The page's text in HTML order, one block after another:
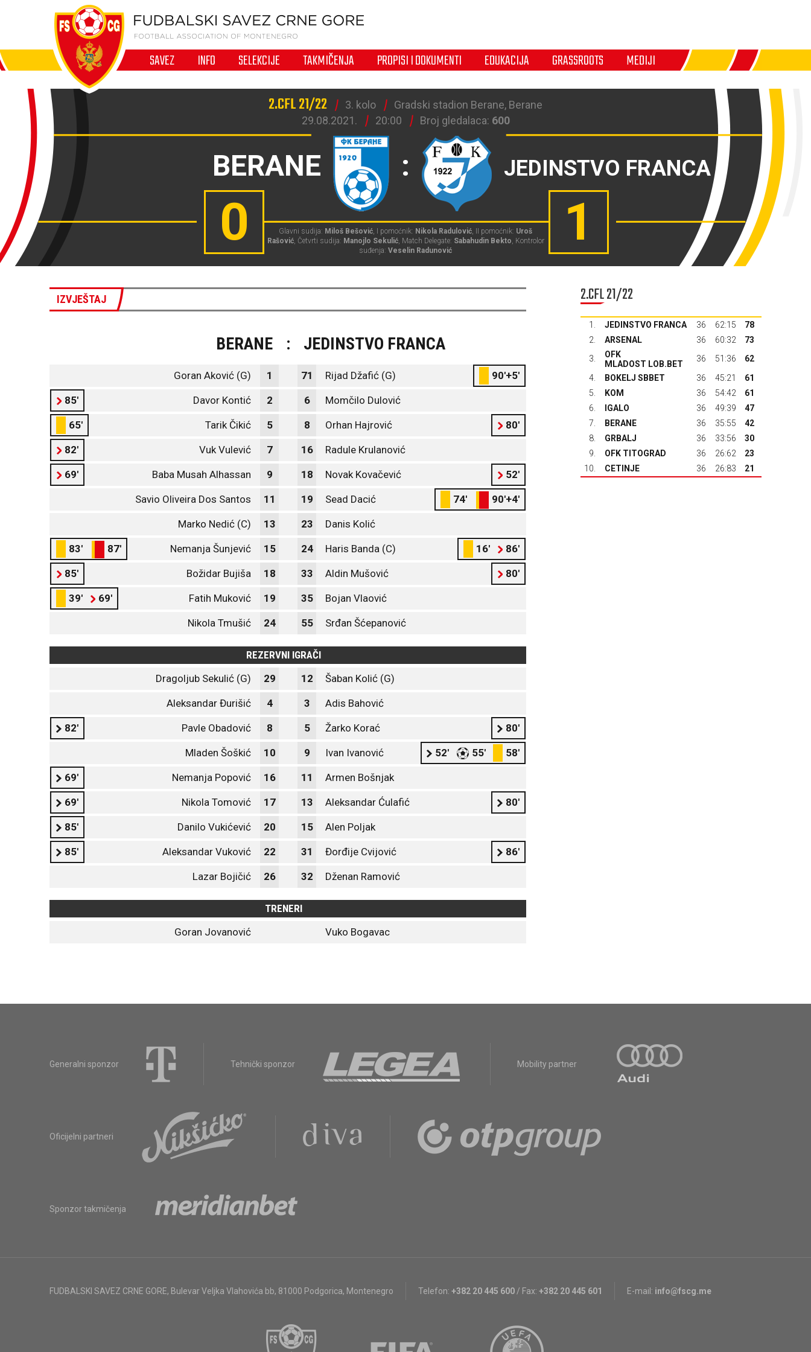
SAVEZ INFO SELEKCIJE TAKMIČENJA PROPISI I DOKUMENTI EDUKACIJA GRASSROOTS MEDIJI
2.CFL 21/22 3. kolo
Gradski stadion Berane, Berane
29.08.2021.
20:00 Broj gledalaca: 600
BERANE : JEDINSTVO FRANCA
0 1
Glavni sudija: Miloš Bešović, I pomoćnik: Nikola Radulović, II pomoćnik: Uroš
Rašović, Četvrti sudija: Manojlo Sekulić, Match Delegate: Sabahudin Bekto, Kontrolor
suđenja: Veselin Radunović
IZVJEŠTAJ
BERANE : JEDINSTVO FRANCA
Goran Aković (G) 1 71 Rijad Džafić (G) 90'+5'
85' Davor Kontić 2 6 Momčilo Dulović
65' Tarik Čikić 5 8 Orhan Hajrović 80'
82' Vuk Vulević 7 16 Radule Krulanović
69' Baba Musah Alhassan 9 18 Novak Kovačević 52'
Savio Oliveira Dos Santos 11 19 Sead Dacić 74' 90'+4'
Marko Nedić (C) 13 23 Danis Kolić
83' 87' Nemanja Šunjević 15 24 Haris Banda (C) 16' 86'
85' Božidar Bujiša 18 33 Aldin Mušović 80'
39' 69' Fatih Muković 19 35 Bojan Vlaović
Nikola Tmušić 24 55 Srđan Šćepanović
REZERVNI IGRAČI
Dragoljub Sekulić (G)
29 12 Šaban Kolić (G)
Aleksandar Đurišić 4 3 Adis Bahović
82' Pavle Obadović 8 5 Žarko Korać 80'
Mladen Šoškić 10 9 Ivan Ivanović 52' 55' 58'
69' Nemanja Popović 16 11 Armen Bošnjak
69' Nikola Tomović 17 13 Aleksandar Ćulafić 80'
85' Danilo Vukićević 20 15 Alen Poljak
85' Aleksandar Vuković 22 31 Đorđije Cvijović 86'
Lazar Bojičić 26 32 Dženan Ramović
TRENERI
Goran Jovanović
Vuko Bogavac
2.CFL 21/22
1. JEDINSTVO FRANCA 36 62:15
78
2.
ARSENAL 36 60:32
73
3.
OFK
MLADOST LOB.BET
36 51:36
62
4.
BOKELJ SBBET 36 45:21
61
5.
KOM 36 54:42
61
6.
IGALO 36 49:39
47
7.
BERANE 36 35:55
42
8.
GRBALJ 36 33:56
30
9.
OFK TITOGRAD 36 26:62
23
10.
CETINJE 36 26:83 21
Generalni sponzor Tehnički sponzor Mobility partner
Oficijelni partneri
Sponzor takmičenja
FUDBALSKI SAVEZ CRNE GORE, Bulevar Veljka Vlahovića bb, 81000 Podgorica, Montenegro Telefon: +382 20 445 600 / Fax: +382 20 445 601 E-mail: info@fscg.me